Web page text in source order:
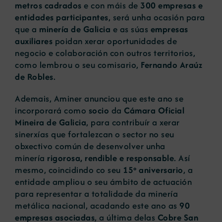
metros cadrados e con máis de 300 empresas e
entidades participantes, será unha ocasión para
que a minería de Galicia e as súas empresas
auxiliares poidan xerar oportunidades de
negocio e colaboración con outros territorios,
como lembrou o seu comisario, Fernando Araúz
de Robles.
Ademais, Aminer anunciou que este ano se
incorporará como socio da Cámara Oficial
Mineira de Galicia, para contribuír a xerar
sinerxías que fortalezcan o sector no seu
obxectivo común de desenvolver unha
minería rigorosa, rendible e responsable. Así
mesmo, coincidindo co seu 15º aniversario, a
entidade ampliou o seu ámbito de actuación
para representar a totalidade da minería
metálica nacional, acadando este ano as 90
empresas asociadas, a última delas Cobre San